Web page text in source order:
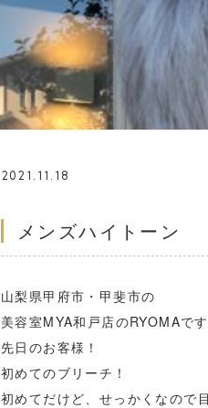
2021.11.18
メンズハイトーン
山梨県甲府市・甲斐市の
美容室MYA和戸店のRYOMAです
先日のお客様！
初めてのブリーチ！
初めてだけど、せっかくなので